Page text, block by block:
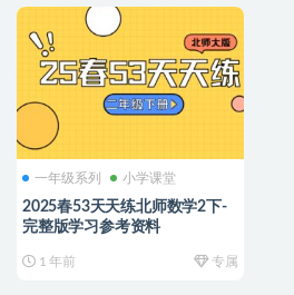
一年级系列 小学课堂
2025春53天天练北师数学2下-
完整版学习参考资料
1 年前 专属